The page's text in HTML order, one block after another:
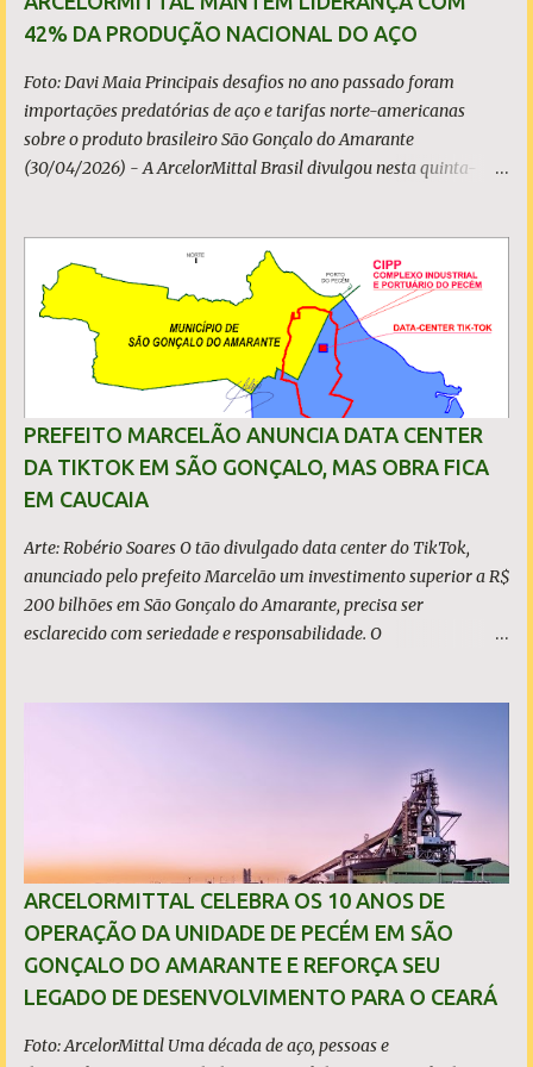
42% DA PRODUÇÃO NACIONAL DO AÇO
Foto: Davi Maia Principais desafios no ano passado foram
importações predatórias de aço e tarifas norte-americanas
sobre o produto brasileiro São Gonçalo do Amarante
(30/04/2026) - A ArcelorMittal Brasil divulgou nesta quinta-
predatórias, sobretudo da China, e as tarifas impostas pelo
Governo dos Estados Unidos afetaram os resultados financeiros
e operacionais da organização e de todo o setor do aço brasileiro.
Ainda assim, a empresa manteve-se como líder no Brasil, com
42% da produção nacional de aço bruto, os investimentos
programados e permaneceu firme em seus valores de segurança,
sustentabilidade, qualidade e liderança. A produção total de aço
somou 15,14 milhões de toneladas – um recuo de 1,3% em
relação a 2024. A produção de minério de ferro atingiu 2,34
milhões de toneladas, montante 18,3% menor que 2024. Neste
caso, o resultado foi impactado pela trans...
PREFEITO MARCELÃO ANUNCIA DATA CENTER
DA TIKTOK EM SÃO GONÇALO, MAS OBRA FICA
EM CAUCAIA
Arte: Robério Soares O tão divulgado data center do TikTok,
anunciado pelo prefeito Marcelão um investimento superior a R$
200 bilhões em São Gonçalo do Amarante, precisa ser
esclarecido com seriedade e responsabilidade. O
investimento que não lhe pertence, ou desconhece os limites
territoriais do município que governa. Em qualquer dos casos, a
situação é grave. A população tem direito à informação correta,
transparente e sem propaganda enganosa, sobretudo quando
investimentos bilionários são usados como vitrine política. O que
é, de fato, o CIPP O Complexo Industrial e Portuário do Pecém
(CIPP) está situado parcialmente nos municípios de São Gonçalo
do Amarante e de Caucaia, conforme demonstram o mapa
acima. Embora a Vila (ou distrito) do Pecém pertença a Sã...
ARCELORMITTAL CELEBRA OS 10 ANOS DE
OPERAÇÃO DA UNIDADE DE PECÉM EM SÃO
GONÇALO DO AMARANTE E REFORÇA SEU
LEGADO DE DESENVOLVIMENTO PARA O CEARÁ
Foto: ArcelorMittal Uma década de aço, pessoas e